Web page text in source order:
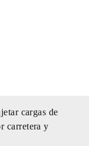
cargas de
carretera y